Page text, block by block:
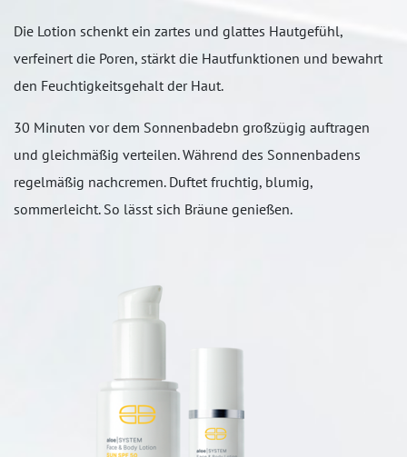
Die Lotion schenkt ein zartes und glattes Hautgefühl,
verfeinert die Poren, stärkt die Hautfunktionen und bewahrt
den Feuchtigkeitsgehalt der Haut.
30 Minuten vor dem Sonnenbadebn großzügig auftragen
und gleichmäßig verteilen. Während des Sonnenbadens
regelmäßig nachcremen. Duftet fruchtig, blumig,
sommerleicht. So lässt sich Bräune genießen.